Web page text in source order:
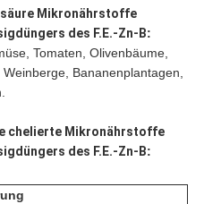
Mikronährstoffe
des F.E.-Zn-B:
Tomaten, Olivenbäume,
Bananenplantagen,
chelierte Mikronährstoffe
des F.E.-Zn-B: